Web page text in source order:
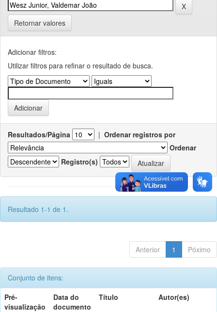
Retornar valores
Adicionar filtros:
Utilizar filtros para refinar o resultado de busca.
Resultados/Página | Ordenar registros por
Ordenar
Registro(s)
Resultado 1-1 de 1.
Anterior 1 Póximo
Conjunto de itens:
Pré-
visualização
Data do
documento
Título Autor(es)